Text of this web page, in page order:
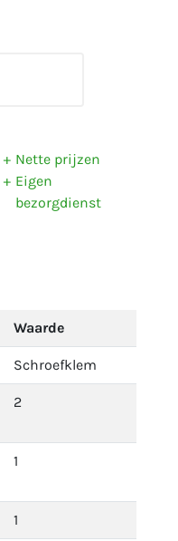
Nette prijzen
Eigen
bezorgdienst
Waarde
Schroefklem
2
1
1